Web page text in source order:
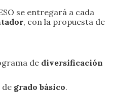
se entregará a cada
, con la propuesta de
de diversificación
de grado básico.